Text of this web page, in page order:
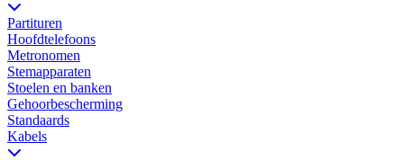
Partituren
Hoofdtelefoons
Metronomen
Stemapparaten
Stoelen en banken
Gehoorbescherming
Standaards
Kabels